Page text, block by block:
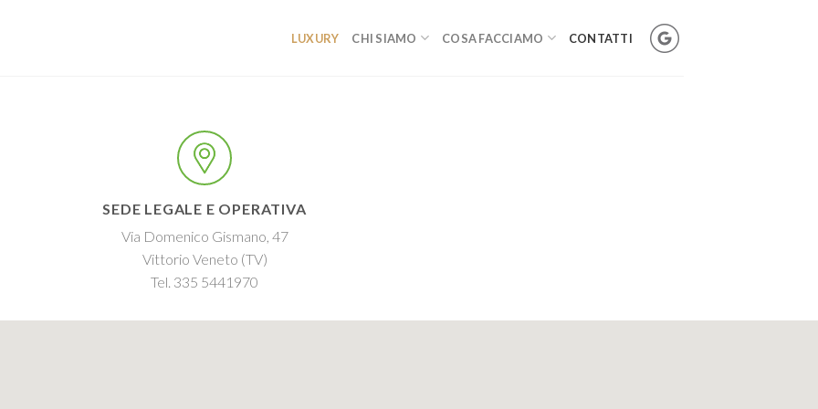
LUXURY CHI SIAMO COSA FACCIAMO CONTATTI
SEDE LEGALE E OPERATIVA
Via Domenico Gismano, 47
Vittorio Veneto (TV)
Tel. 335 5441970